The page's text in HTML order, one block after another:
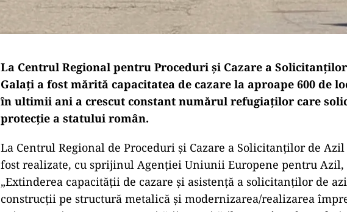
La Centrul Regional pentru Proceduri şi Cazare a
Galaţi a fost mărită capacitatea de cazare la aproape 600 de
în ultimii ani a crescut constant numărul refugiaților care
protecție a statului român.
La Centrul Regional de Proceduri şi Cazare a Solicitanţilor de
fost realizate, cu sprijinul Agenţiei Uniunii Europene pentru Azil,
„Extinderea capacităţii de cazare şi asistenţă a solicitanţilor de
construcţii pe structură metalică şi modernizarea/realizarea